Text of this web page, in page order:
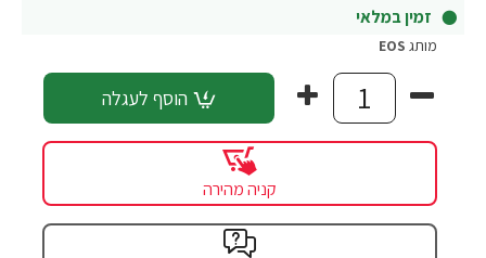
זמין במלאי
מותג EOS
הוסף לעגלה
קניה מהירה